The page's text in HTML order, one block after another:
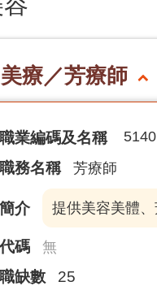
療／芳療師
業編碼及名稱
務名稱 芳療師
介 提供美容美體
碼 無
缺數 25